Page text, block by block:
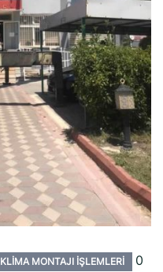
KLIMA MONTAJI İŞLEMLERI 0